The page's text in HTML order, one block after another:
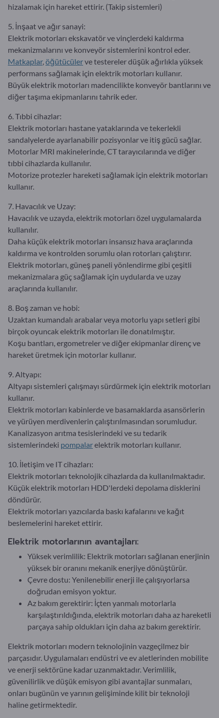
hizalamak için hareket ettirir. (Takip sistemleri)
5. İnşaat ve ağır sanayi:
Elektrik motorları ekskavatör ve vinçlerdeki kaldırma
mekanizmalarını ve konveyör sistemlerini kontrol eder.
Matkaplar, öğütücülerve testereler düşük ağırlıkla yüksek
performans sağlamak için elektrik motorları kullanır.
Büyük elektrik motorları madencilikte konveyör bantlarını ve
diğer taşıma ekipmanlarını tahrik eder.
6. Tıbbi cihazlar:
Elektrik motorları hastane yataklarında ve tekerlekli
sandalyelerde ayarlanabilir pozisyonlar ve itiş gücü sağlar.
Motorlar MRI makinelerinde, CT tarayıcılarında ve diğer
tıbbi cihazlarda kullanılır.
Motorize protezler hareketi sağlamak için elektrik motorları
kullanır.
7. Havacılık ve Uzay:
Havacılık ve uzayda, elektrik motorları özel uygulamalarda
kullanılır.
Daha küçük elektrik motorları insansız hava araçlarında
kaldırma ve kontrolden sorumlu olan rotorları çalıştırır.
Elektrik motorları, güneş paneli yönlendirme gibi çeşitli
mekanizmalara güç sağlamak için uydularda ve uzay
araçlarında kullanılır.
8. Boş zaman ve hobi:
Uzaktan kumandalı arabalar veya motorlu yapı setleri gibi
birçok oyuncak elektrik motorları ile donatılmıştır.
Koşu bantları, ergometreler ve diğer ekipmanlar direnç ve
hareket üretmek için motorlar kullanır.
9. Altyapı:
Altyapı sistemleri çalışmayı sürdürmek için elektrik motorları
kullanır.
Elektrik motorları kabinlerde ve basamaklarda asansörlerin
ve yürüyen merdivenlerin çalıştırılmasından sorumludur.
Kanalizasyon arıtma tesislerindeki ve su tedarik
sistemlerindeki pompalarelektrik motorları kullanır.
10. İletişim ve IT cihazları:
Elektrik motorları teknolojik cihazlarda da kullanılmaktadır.
Küçük elektrik motorları HDD'lerdeki depolama disklerini
döndürür.
Elektrik motorları yazıcılarda baskı kafalarını ve kağıt
beslemelerini hareket ettirir.
Elektrik motorlarının avantajları:
Yüksek verimlilik: Elektrik motorları sağlanan enerjinin
yüksek bir oranını mekanik enerjiye dönüştürür.
Çevre dostu: Yenilenebilir enerji ile çalışıyorlarsa
doğrudan emisyon yoktur.
Az bakım gerektirir: İçten yanmalı motorlarla
karşılaştırıldığında, elektrik motorları daha az hareketli
parçaya sahip oldukları için daha az bakım gerektirir.
Elektrik motorları modern teknolojinin vazgeçilmez bir
parçasıdır. Uygulamaları endüstri ve ev aletlerinden mobilite
ve enerji sektörüne kadar uzanmaktadır. Verimlilik,
güvenilirlik ve düşük emisyon gibi avantajlar sunmaları,
onları bugünün ve yarının gelişiminde kilit bir teknoloji
haline getirmektedir.